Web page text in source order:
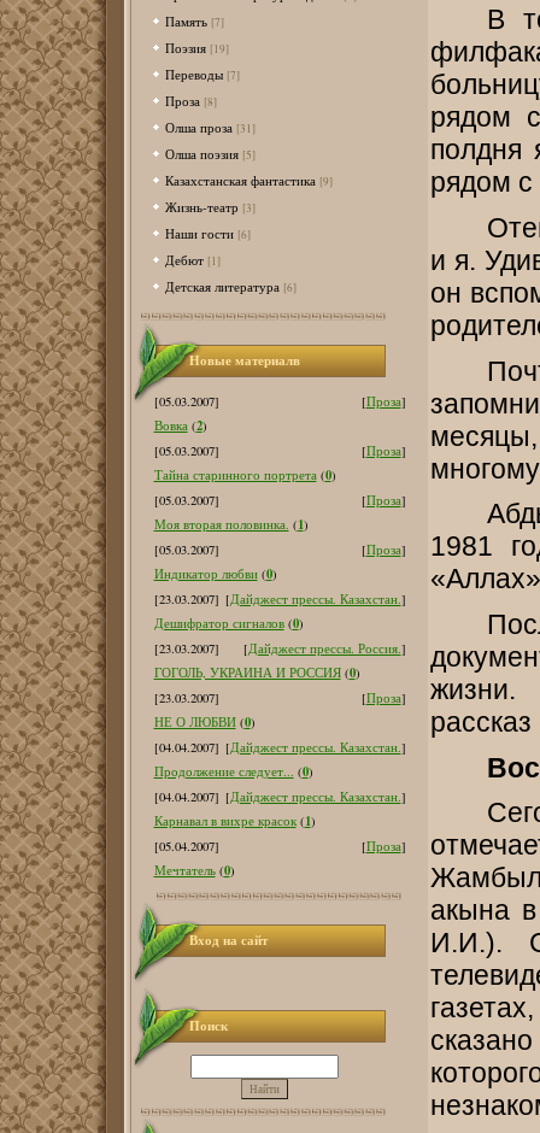
Память [7]
Поэзия [19]
Переводы [7]
Проза [8]
Олша проза [31]
Олша поэзия [5]
Казахстанская фантастика [9]
Жизнь-театр [3]
Наши гости [6]
Дебют [1]
Детская литература [6]
Новые материалв
[05.03.2007] [Проза]
Вовка (2)
[05.03.2007]
[Проза]
Тайна старинного портрета (0)
[05.03.2007]
[Проза]
Моя вторая половинка. (1)
[05.03.2007]
[Проза]
Индикатор любви (0)
[23.03.2007] [Дайджест прессы. Казахстан.]
Дешифратор сигналов (0)
[23.03.2007]
[Дайджест прессы. Россия.]
ГОГОЛЬ, УКРАИНА И РОССИЯ (0)
[23.03.2007]
[Проза]
НЕ О ЛЮБВИ (0)
[04.04.2007] [Дайджест прессы. Казахстан.]
Продолжение следует... (0)
[04.04.2007] [Дайджест прессы. Казахстан.]
Карнавал в вихре красок (1)
[05.04.2007]
[Проза]
Мечтатель (0)
Вход на сайт
Поиск
В
рядом
полдня
рядом
и я.
он
1981
жизни.
акына
И.И.).